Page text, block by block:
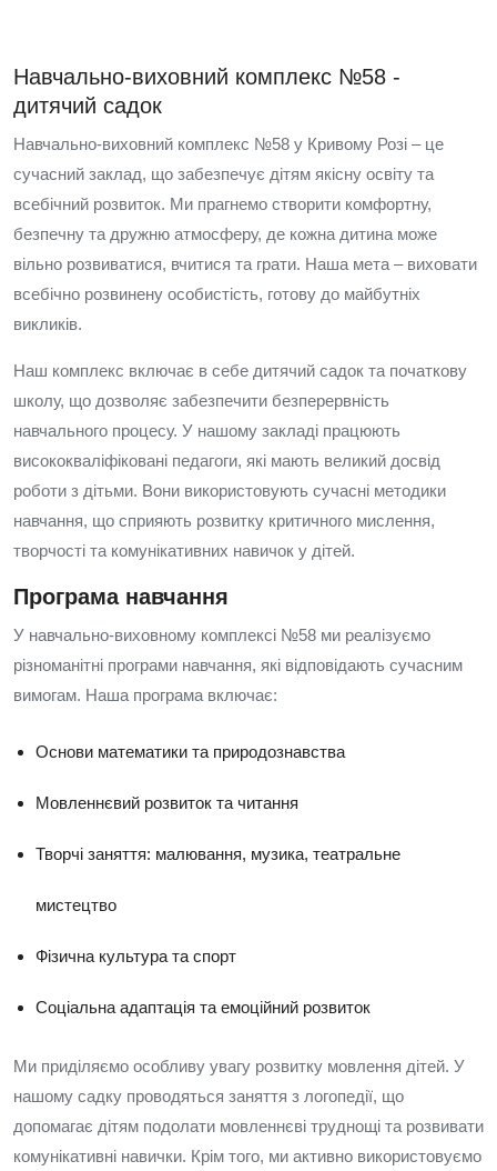
Навчально-виховний комплекс №58 -
дитячий садок
Навчально-виховний комплекс №58 у Кривому Розі – це
сучасний заклад, що забезпечує дітям якісну освіту та
всебічний розвиток. Ми прагнемо створити комфортну,
безпечну та дружню атмосферу, де кожна дитина може
вільно розвиватися, вчитися та грати. Наша мета – виховати
всебічно розвинену особистість, готову до майбутніх
викликів.
Наш комплекс включає в себе дитячий садок та початкову
школу, що дозволяє забезпечити безперервність
навчального процесу. У нашому закладі працюють
висококваліфіковані педагоги, які мають великий досвід
роботи з дітьми. Вони використовують сучасні методики
навчання, що сприяють розвитку критичного мислення,
творчості та комунікативних навичок у дітей.
Програма навчання
У навчально-виховному комплексі №58 ми реалізуємо
різноманітні програми навчання, які відповідають сучасним
вимогам. Наша програма включає:
Основи математики та природознавства
Мовленнєвий розвиток та читання
Творчі заняття: малювання, музика, театральне
мистецтво
Фізична культура та спорт
Соціальна адаптація та емоційний розвиток
Ми приділяємо особливу увагу розвитку мовлення дітей. У
нашому садку проводяться заняття з логопедії, що
допомагає дітям подолати мовленнєві труднощі та розвивати
комунікативні навички. Крім того, ми активно використовуємо